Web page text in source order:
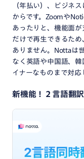
（年払い）、ビジネ
からです。Zoomや
あったりと、機能面
だけで再生できるた
ありません。Nottaは
なく英語や中国語、
イナーなものまで対応
新機能！２言語翻